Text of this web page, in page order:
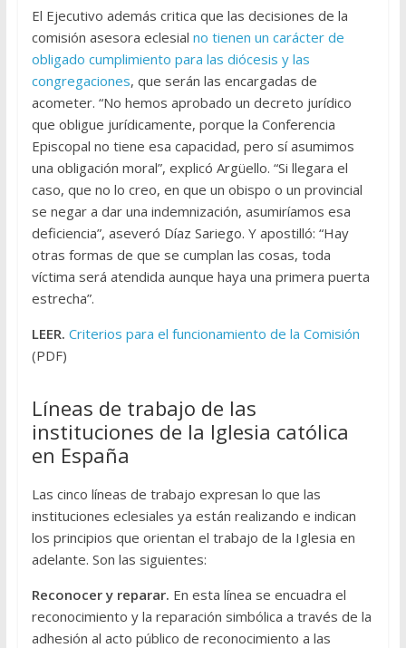
El Ejecutivo además critica que las decisiones de la
comisión asesora eclesial no tienen un carácter de
obligado cumplimiento para las diócesis y las
congregaciones, que serán las encargadas de
acometer. “No hemos aprobado un decreto jurídico
que obligue jurídicamente, porque la Conferencia
Episcopal no tiene esa capacidad, pero sí asumimos
una obligación moral”, explicó Argüello. “Si llegara el
caso, que no lo creo, en que un obispo o un provincial
se negar a dar una indemnización, asumiríamos esa
deficiencia”, aseveró Díaz Sariego. Y apostilló: “Hay
otras formas de que se cumplan las cosas, toda
víctima será atendida aunque haya una primera puerta
estrecha”.
LEER. Criterios para el funcionamiento de la Comisión
(PDF)
Líneas de trabajo de las
instituciones de la Iglesia católica
en España
Las cinco líneas de trabajo expresan lo que las
instituciones eclesiales ya están realizando e indican
los principios que orientan el trabajo de la Iglesia en
adelante. Son las siguientes:
Reconocer y reparar. En esta línea se encuadra el
reconocimiento y la reparación simbólica a través de la
adhesión al acto público de reconocimiento a las